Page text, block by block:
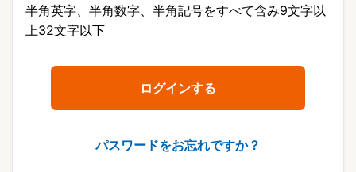
半角英字、半角数字、半角記号をすべて含み9文字以
上32文字以下
パスワードをお忘れですか？